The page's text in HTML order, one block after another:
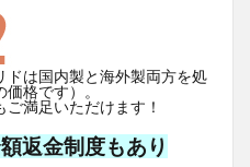
ドは国内製と海外製両方を処
格です）。
満足いただけます！
返金制度もあり